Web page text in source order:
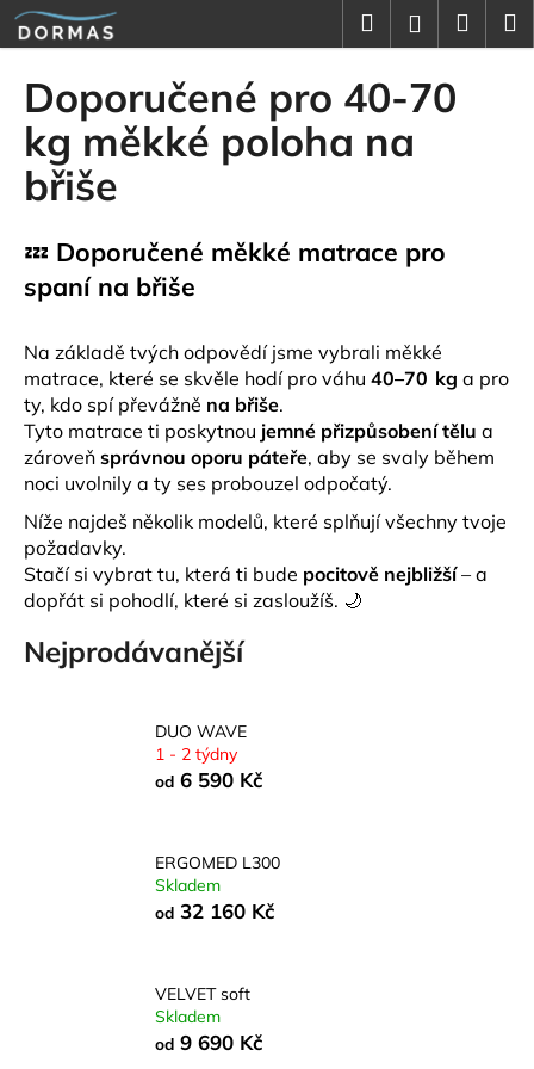
Přejít
obsah
HledatPřihlášení
Doporučené pro 40-70
kg měkké poloha na
břiše
💤 Doporučené měkké matrace pro
spaní na břiše
Na základě tvých odpovědí jsme vybrali měkké
matrace, které se skvěle hodí pro váhu 40–70 kg a pro
ty, kdo spí převážně na břiše.
Tyto matrace ti poskytnou jemné přizpůsobení tělu a
zároveň správnou oporu páteře, aby se svaly během
noci uvolnily a ty ses probouzel odpočatý.
Níže najdeš několik modelů, které splňují všechny tvoje
požadavky.
Stačí si vybrat tu, která ti bude pocitově nejbližší– a
dopřát si pohodlí, které si zasloužíš. 🌙
Nejprodávanější
DUO WAVE
1 - 2 týdny
od 6 590 Kč
ERGOMED L300
Skladem
od 32 160 Kč
VELVET soft
Skladem
od 9 690 Kč
K
o
C
o
p
t
ř
b
u
j
e
t
n
a
j
t